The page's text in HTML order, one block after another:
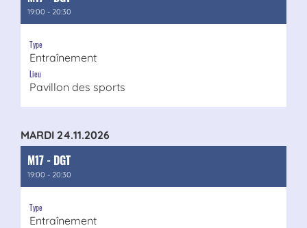
19:00 - 20:30
Type
Entraînement
Lieu
Pavillon des sports
MARDI 24.11.2026
M17 - DGT
19:00 - 20:30
Type
Entraînement